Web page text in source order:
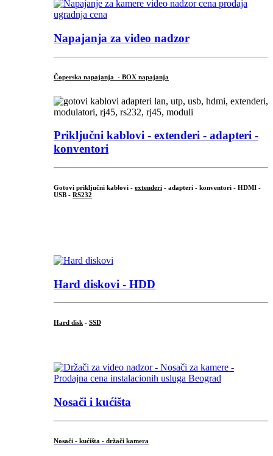
Napajanja za video nadzor
Čoperska napajanja - BOX napajanja
Priključni kablovi - extenderi - adapteri -
konventori
Gotovi priključni kablovi - extenderi - adapteri - konventori - HDMI -
USB - RS232
Hard diskovi - HDD
Hard disk - SSD
Nosači i kućišta
Nosači - kućišta - držači kamera